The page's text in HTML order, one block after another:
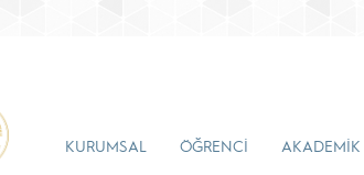
KURUMSAL ÖĞRENCİ AKADEMİK